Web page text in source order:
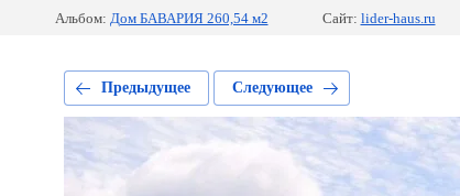
Альбом: Дом БАВАРИЯ 260,54 м2 Сайт: lider-haus.ru
Предыдущее Следующее